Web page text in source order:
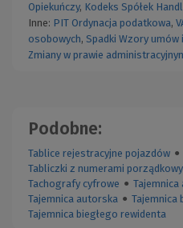
Opiekuńczy, Kodeks Spółek
Inne: PIT Ordynacja podatkowa,
osobowych, Spadki Wzory umów
Zmiany w prawie
Podobne:
Tablice rejestracyjne pojazdów ●
Tabliczki z numerami
Tachografy cyfrowe ● Tajemnica
Tajemnica autorska ● Tajemnica
Tajemnica biegłego rewidenta